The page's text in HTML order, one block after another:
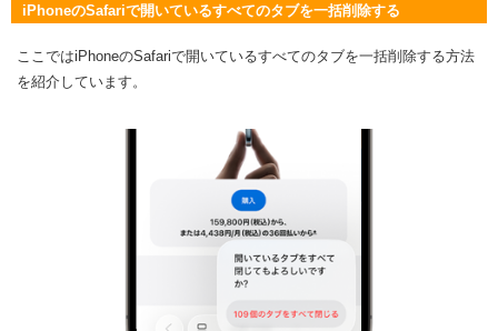
iPhoneのSafariで開いているすべてのタブを一括削除する
ここではiPhoneのSafariで開いているすべてのタブを一括削除する方法
を紹介しています。